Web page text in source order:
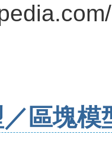
區塊